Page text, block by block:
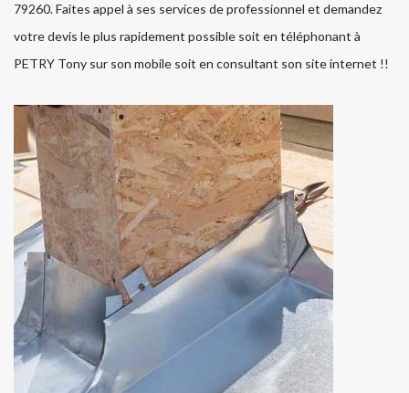
79260. Faites appel à ses services de professionnel et demandez
votre devis le plus rapidement possible soit en téléphonant à
PETRY Tony sur son mobile soit en consultant son site internet !!